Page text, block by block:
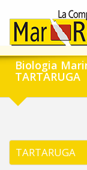
Biologia
TARTARUGA
TARTARUGA